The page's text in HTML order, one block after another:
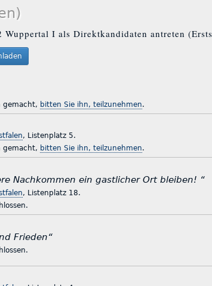
I als Direktkandidaten antreten
gemacht, bitten Sie ihn, teilzunehmen.
, Listenplatz 5.
gemacht, bitten Sie ihn, teilzunehmen.
Nachkommen ein gastlicher Ort bleiben! “
, Listenplatz 18.
Frieden“